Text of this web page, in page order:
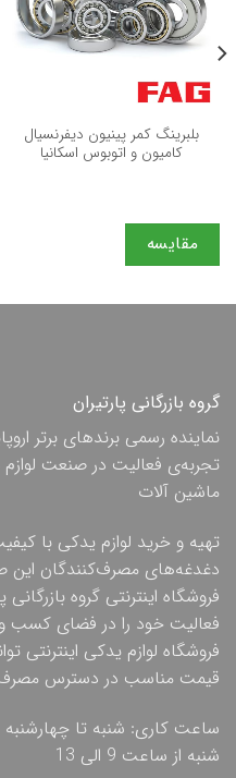
بلبرینگ کمر پینیون دیفرنسیال
کامیون و اتوبوس اسکانیا
مقایسه
گروه بازرگانی پارتیران
نماینده رسمی برندهای برتر
تجربه‌ی فعالیت در صنعت
ماشین آلات
تهیه و خرید لوازم یدکی با
دغدغه‌های مصرف‌کنندگان
فروشگاه اینترنتی گروه
فعالیت خود را در فضای کسب و
فروشگاه لوازم یدکی اینترنتی
قیمت مناسب در دسترس
شنبه از ساعت 9 الی 13